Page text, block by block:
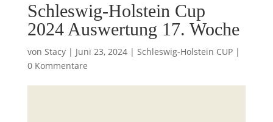
Schleswig-Holstein Cup
2024 Auswertung 17. Woche
von Stacy| Juni 23, 2024| Schleswig-Holstein CUP|
0 Kommentare